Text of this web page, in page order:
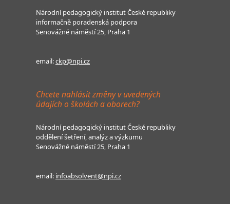
Národní pedagogický institut České republiky
informačně poradenská podpora
Senovážné náměstí 25, Praha 1
email:ckp@npi.cz
Chcete nahlásit změny v uvedených
údajích o školách a oborech?
Národní pedagogický institut České republiky
oddělení šetření, analýz a výzkumu
Senovážné náměstí 25, Praha 1
email: infoabsolvent@npi.cz